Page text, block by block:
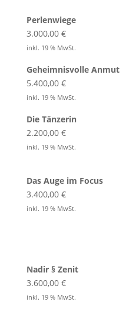
Perlenwiege
3.000,00 €
inkl. 19 % MwSt.
Geheimnisvolle Anmut
5.400,00 €
inkl. 19 % MwSt.
Die Tänzerin
2.200,00 €
inkl. 19 % MwSt.
Das Auge im Focus
3.400,00 €
inkl. 19 % MwSt.
Nadir § Zenit
3.600,00 €
inkl. 19 % MwSt.